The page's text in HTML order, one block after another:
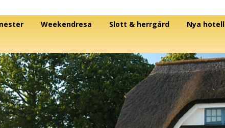
Weekendresa Slott & herrgård Nya hotell